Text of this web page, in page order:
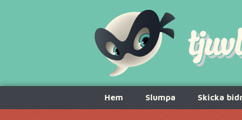
innehåll
Hem Slumpa Skicka